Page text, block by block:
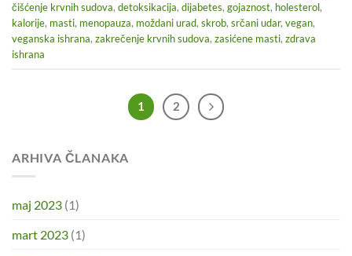
čišćenje krvnih sudova, detoksikacija, dijabetes, gojaznost, holesterol,
kalorije, masti, menopauza, moždani urad, skrob, srčani udar, vegan,
veganska ishrana, zakrečenje krvnih sudova, zasićene masti, zdrava
ishrana
1 2
ARHIVA ČLANAKA
maj 2023 (1)
mart 2023 (1)